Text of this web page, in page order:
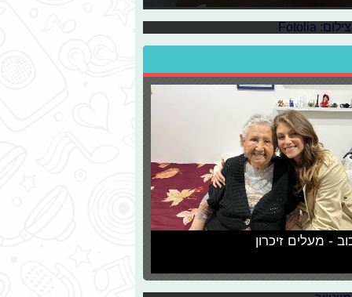
האתר בעברית ואף הכריזה על
- מעלים זיכרון
שחלו השנה בתחום הדיגיטל
המכשיר המתקפל של סמסונג ועד
תאגידי הטכנולוגיה